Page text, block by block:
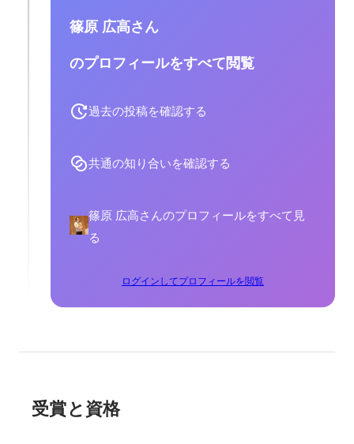
篠原 広高さん
のプロフィールをすべて閲覧
過去の投稿を確認する
共通の知り合いを確認する
篠原 広高さんのプロフィールをすべて見
る
ログインしてプロフィールを閲覧
受賞と資格